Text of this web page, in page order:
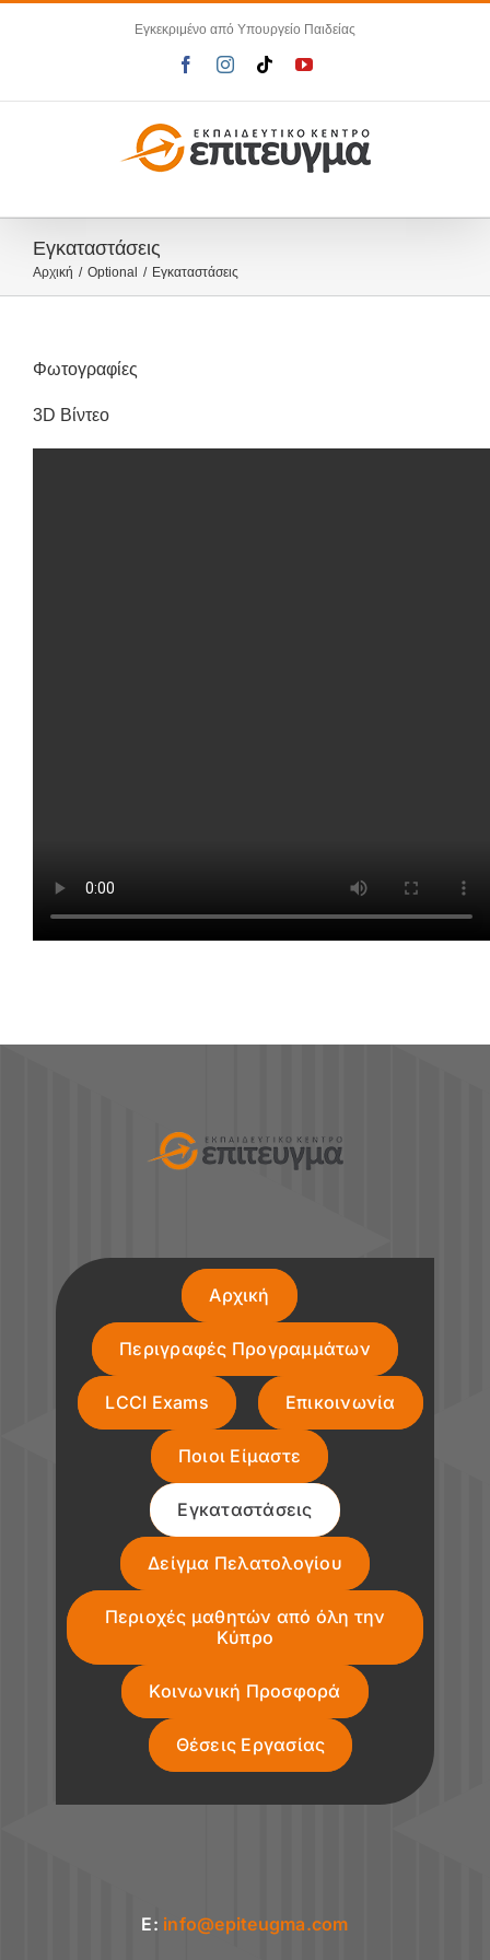
Εγκεκριμένο από Υπουργείο Παιδείας
FacebookInstagram
TiktokYouTube
Εγκαταστάσεις
Αρχική Optional Εγκαταστάσεις
Φωτογραφίες
3D Βίντεο
Αρχική
Περιγραφές Προγραμμάτων
LCCI Exams Επικοινωνία
Ποιοι Είμαστε
Εγκαταστάσεις
Δείγμα Πελατολογίου
Περιοχές μαθητών από όλη την
Κύπρο
Κοινωνική Προσφορά
Θέσεις Εργασίας
E: info@epiteugma.com